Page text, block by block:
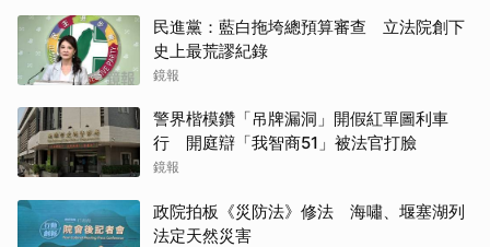
民進黨：藍白拖垮總預算審查 立法院創下
史上最荒謬紀錄
鏡報
警界楷模鑽「吊牌漏洞」開假紅單圖利車
行 開庭辯「我智商51」被法官打臉
鏡報
政院拍板《災防法》修法 海嘯、堰塞湖列
法定天然災害